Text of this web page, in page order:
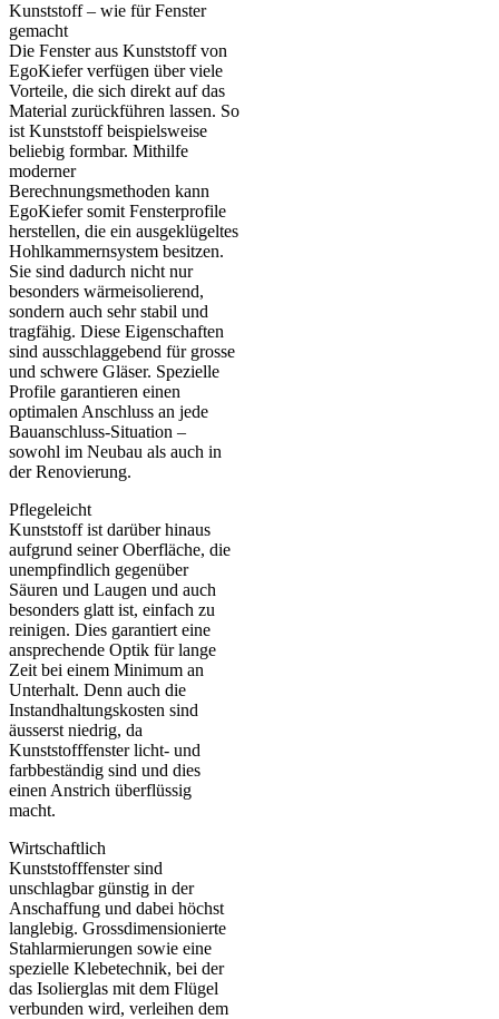
Kunststoff – wie für Fenster
gemacht
Die Fenster aus Kunststoff von
EgoKiefer verfügen über viele
Vorteile, die sich direkt auf das
Material zurückführen lassen. So
ist Kunststoff beispielsweise
beliebig formbar. Mithilfe
moderner
Berechnungsmethoden kann
EgoKiefer somit Fensterprofile
herstellen, die ein ausgeklügeltes
Hohlkammernsystem besitzen.
Sie sind dadurch nicht nur
besonders wärmeisolierend,
sondern auch sehr stabil und
tragfähig. Diese Eigenschaften
sind ausschlaggebend für grosse
und schwere Gläser. Spezielle
Profile garantieren einen
optimalen Anschluss an jede
Bauanschluss-Situation –
sowohl im Neubau als auch in
der Renovierung.
Pflegeleicht
Kunststoff ist darüber hinaus
aufgrund seiner Oberfläche, die
unempfindlich gegenüber
Säuren und Laugen und auch
besonders glatt ist, einfach zu
reinigen. Dies garantiert eine
ansprechende Optik für lange
Zeit bei einem Minimum an
Unterhalt. Denn auch die
Instandhaltungskosten sind
äusserst niedrig, da
Kunststofffenster licht- und
farbbeständig sind und dies
einen Anstrich überflüssig
macht.
Wirtschaftlich
Kunststofffenster sind
unschlagbar günstig in der
Anschaffung und dabei höchst
langlebig. Grossdimensionierte
Stahlarmierungen sowie eine
spezielle Klebetechnik, bei der
das Isolierglas mit dem Flügel
verbunden wird, verleihen dem